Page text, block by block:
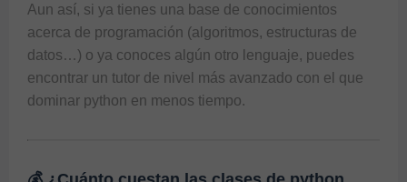
Aun así, si ya tienes una base de conocimientos
acerca de programación (algoritmos, estructuras de
datos…) o ya conoces algún otro lenguaje, puedes
encontrar un tutor de nivel más avanzado con el que
dominar python en menos tiempo.